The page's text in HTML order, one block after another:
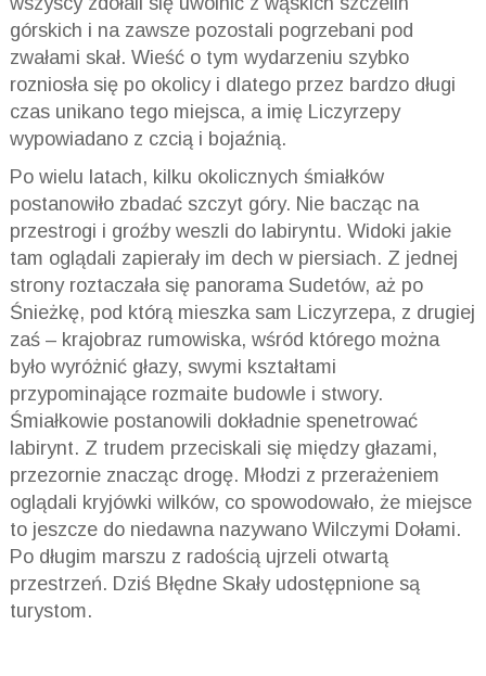
górskich i na zawsze pozostali pogrzebani pod
zwałami skał. Wieść o tym wydarzeniu szybko
rozniosła się po okolicy i dlatego przez bardzo długi
czas unikano tego miejsca, a imię Liczyrzepy
wypowiadano z czcią i bojaźnią.
Po wielu latach, kilku okolicznych śmiałków
postanowiło zbadać szczyt góry. Nie bacząc na
przestrogi i groźby weszli do labiryntu. Widoki jakie
tam oglądali zapierały im dech w piersiach. Z jednej
strony roztaczała się panorama Sudetów, aż po
Śnieżkę, pod którą mieszka sam Liczyrzepa, z drugiej
zaś – krajobraz rumowiska, wśród którego można
było wyróżnić głazy, swymi kształtami
przypominające rozmaite budowle i stwory.
Śmiałkowie postanowili dokładnie spenetrować
labirynt. Z trudem przeciskali się między głazami,
przezornie znacząc drogę. Młodzi z przerażeniem
oglądali kryjówki wilków, co spowodowało, że miejsce
to jeszcze do niedawna nazywano Wilczymi Dołami.
Po długim marszu z radością ujrzeli otwartą
przestrzeń. Dziś Błędne Skały udostępnione są
turystom.